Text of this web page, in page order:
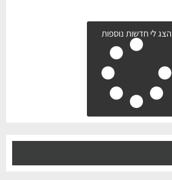
הצג לי חדשות נוספות